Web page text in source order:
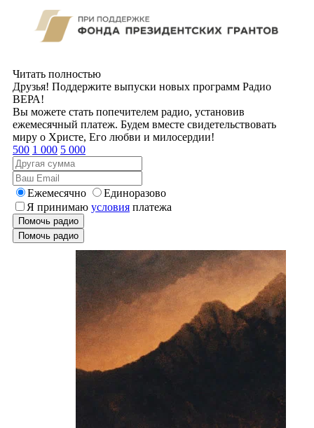
Читать полностью
Друзья! Поддержите выпуски новых программ Радио
ВЕРА!
Вы можете стать попечителем радио, установив
ежемесячный платеж. Будем вместе свидетельствовать
миру о Христе, Его любви и милосердии!
500 1 000 5 000
Ежемесячно
Единоразово
Я принимаю условия платежа
Помочь радио
Помочь радио